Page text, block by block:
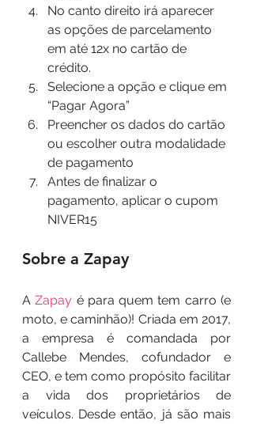
No canto direito irá aparecer
as opções de parcelamento
em até 12x no cartão de
crédito.
Selecione a opção e clique em
“Pagar Agora”
Preencher os dados do cartão
ou escolher outra modalidade
de pagamento
Antes de finalizar o
pagamento, aplicar o cupom
NIVER15
Sobre a Zapay
A Zapay é para quem tem carro (e
moto, e caminhão)! Criada em 2017,
a empresa é comandada por
Callebe Mendes, cofundador e
CEO, e tem como propósito facilitar
a vida dos proprietários de
veículos. Desde então, já são mais